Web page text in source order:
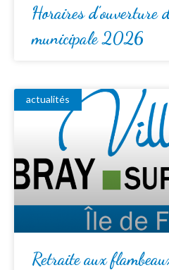
Horaires d’ouverture
municipale 2026
actualités
Retraite aux